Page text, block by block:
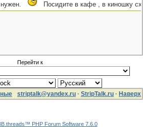
Посидите в кафе , в киношку
Перейти к
striptalk@yandex.ru · StripTalk.ru · Наверх
PHP Forum Software 7.6.0